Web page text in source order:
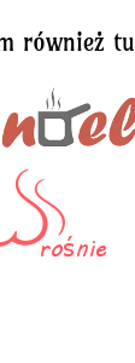
również tu